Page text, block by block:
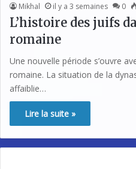
Mikhal il y a 3 semaines 0
L’histoire des juifs
romaine
Une nouvelle période s’ouvre
romaine. La situation de la
affaiblie…
Lire la suite »